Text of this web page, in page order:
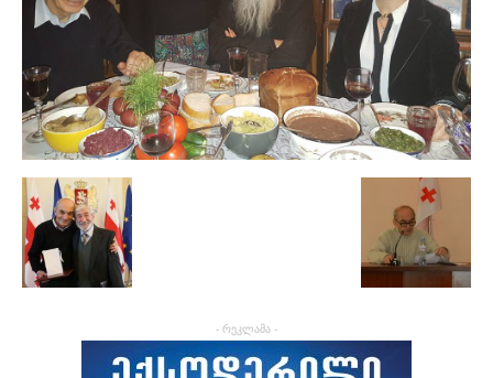
- რეკლამა -